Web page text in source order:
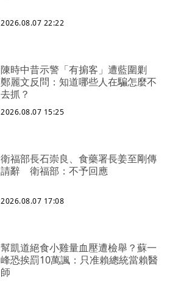
2026.08.07 22:22
陳時中昔示警「有掮客」遭藍圍剿
鄭麗文反問：知道哪些人在騙怎麼不
去抓？
2026.08.07 15:25
衛福部長石崇良、食藥署長姜至剛傳
請辭 衛福部：不予回應
2026.08.07 17:08
幫凱道絕食小雞量血壓遭檢舉？蘇一
峰恐挨罰10萬諷：只准賴總統當賴醫
師